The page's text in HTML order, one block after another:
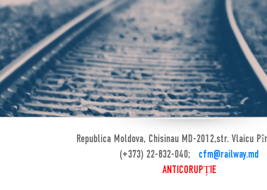
Republica Moldova, Chisinau MD-2012,str. Vlaicu
(+373) 22-832-040; cfm@railway.md
ANTICORUPȚIE